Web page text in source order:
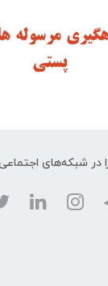
در شبکه‌های